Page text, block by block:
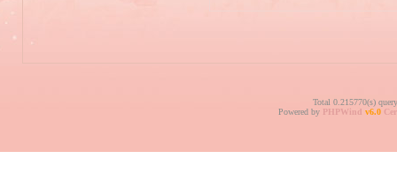
Total 0.215770(s)
Powered by PHPWind v6.0